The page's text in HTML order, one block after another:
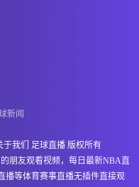
新闻
于我们 足球直播 版权所有
朋友观看视频，每日最新NBA直
播等体育赛事直播无插件直接观